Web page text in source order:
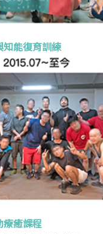
知能復育訓練
療癒課程